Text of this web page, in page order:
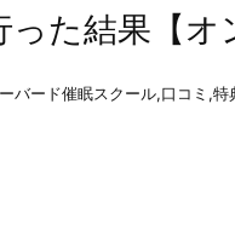
た結果【オ
バード催眠スクール,口コミ,